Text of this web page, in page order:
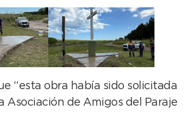
“esta obra había sido solicitada
Asociación de Amigos del Paraje